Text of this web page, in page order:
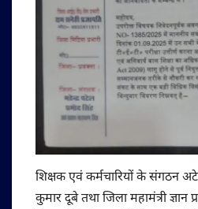
शिक्षक एवं कर्मचारियों के संगठन
कुमार दूबे तथा जिला महामंत्री